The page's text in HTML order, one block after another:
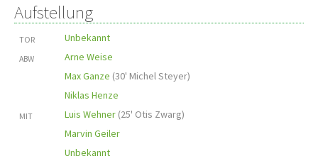
Aufstellung
TOR Unbekannt
ABW
Arne Weise
Max Ganze (30' Michel Steyer)
Niklas Henze
MIT Luis Wehner (25' Otis Zwarg)
Marvin Geiler
Unbekannt